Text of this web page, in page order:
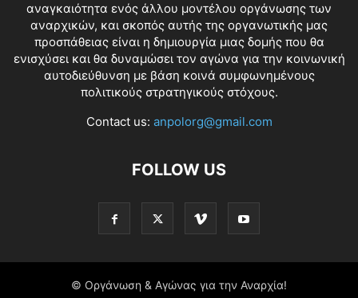
αναγκαιότητα ενός άλλου μοντέλου οργάνωσης των
αναρχικών, και σκοπός αυτής της οργανωτικής μας
προσπάθειας είναι η δημιουργία μιας δομής που θα
ενισχύσει και θα δυναμώσει τον αγώνα για την κοινωνική
αυτοδιεύθυνση με βάση κοινά συμφωνημένους
πολιτικούς στρατηγικούς στόχους.
Contact us: anpolorg@gmail.com
FOLLOW US
© Οργάνωση & Αγώνας για την Αναρχία!